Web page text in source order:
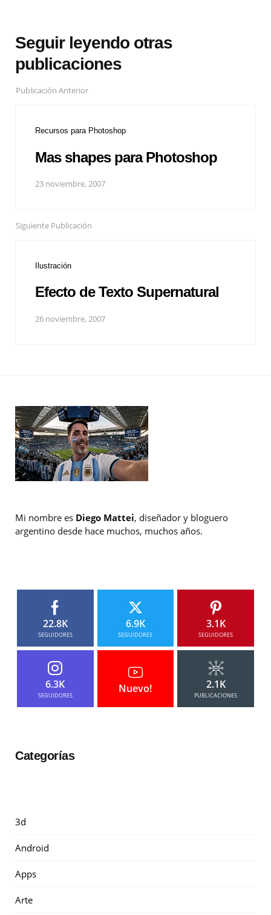
Seguir leyendo otras
publicaciones
Publicación Anterior
Recursos para Photoshop
Mas shapes para Photoshop
23 noviembre, 2007
Siguiente Publicación
Ilustración
Efecto de Texto Supernatural
26 noviembre, 2007
Mi nombre es Diego Mattei, diseñador y bloguero
argentino desde hace muchos, muchos años.
22.8K
SEGUIDORES
6.9K
SEGUIDORES
3.1K
SEGUIDORES
6.3K
SEGUIDORES
Nuevo! 2.1K
PUBLICACIONES
Categorías
3d
Android
Apps
Arte